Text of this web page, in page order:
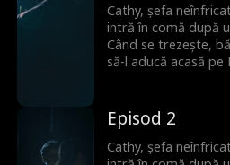
Cathy, șefa
intră în comă după
Când se trezește,
să-l aducă acasă
plac, între ei încep
nu își dă seama că
iubitul din copilărie
Episod 2
Cathy, șefa